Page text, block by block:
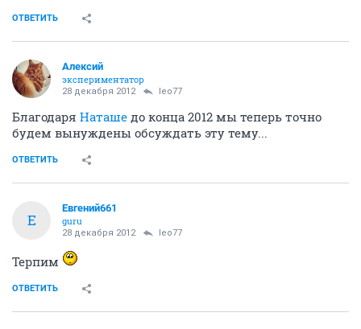
ОТВЕТИТЬ
Алексий
экспериментатор
28 декабря 2012 leo77
Благодаря Наташе до конца 2012 мы теперь точно
будем вынуждены обсуждать эту тему...
ОТВЕТИТЬ
Е
Евгений661
guru
28 декабря 2012 leo77
Терпим
ОТВЕТИТЬ